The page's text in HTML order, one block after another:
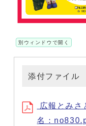
別ウィンドウで開く
添付ファイル
広報とみ
名：